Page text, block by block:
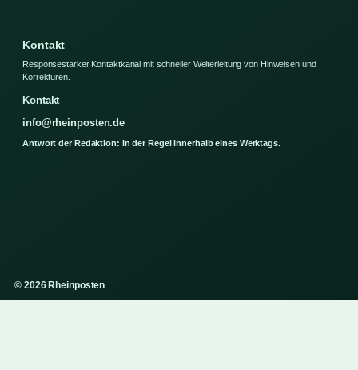
Kontakt
Responsestarker Kontaktkanal mit schneller Weiterleitung von Hinweisen und
Korrekturen.
Kontakt
info@rheinposten.de
Antwort der Redaktion: in der Regel innerhalb eines Werktags.
© 2026 Rheinposten